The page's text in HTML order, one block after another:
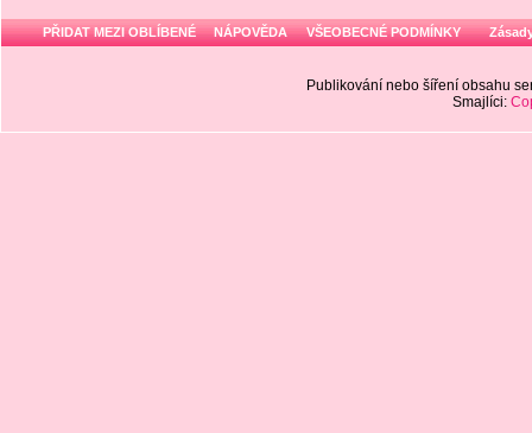
PŘIDAT MEZI OBLÍBENÉ NÁPOVĚDA VŠEOBECNÉ PODMÍNKY
Publikování nebo šíření obsahu
Smajlíci: